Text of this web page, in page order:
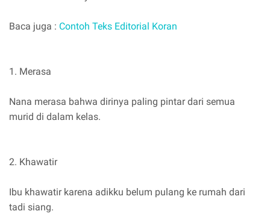
Baca juga : Contoh Teks Editorial Koran
1. Merasa
Nana merasa bahwa dirinya paling pintar dari semua
murid di dalam kelas.
2. Khawatir
Ibu khawatir karena adikku belum pulang ke rumah dari
tadi siang.